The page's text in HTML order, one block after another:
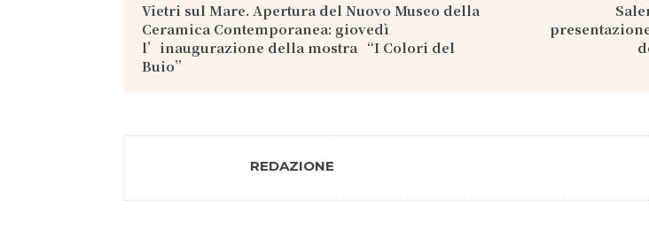
Vietri sul Mare. Apertura del Nuovo Museo della
Ceramica Contemporanea: giovedì
l’inaugurazione della mostra “I Colori del
Buio”
REDAZIONE